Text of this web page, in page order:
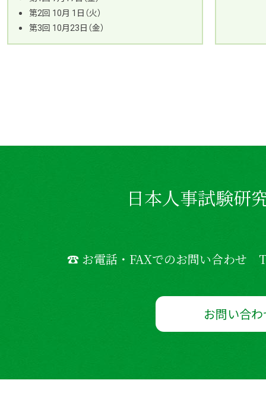
第2回 10月 1日（火）
第3回 10月23日（金）
日本人事試験研
☎ お電話・FAXでのお問い合わせ
お問い合